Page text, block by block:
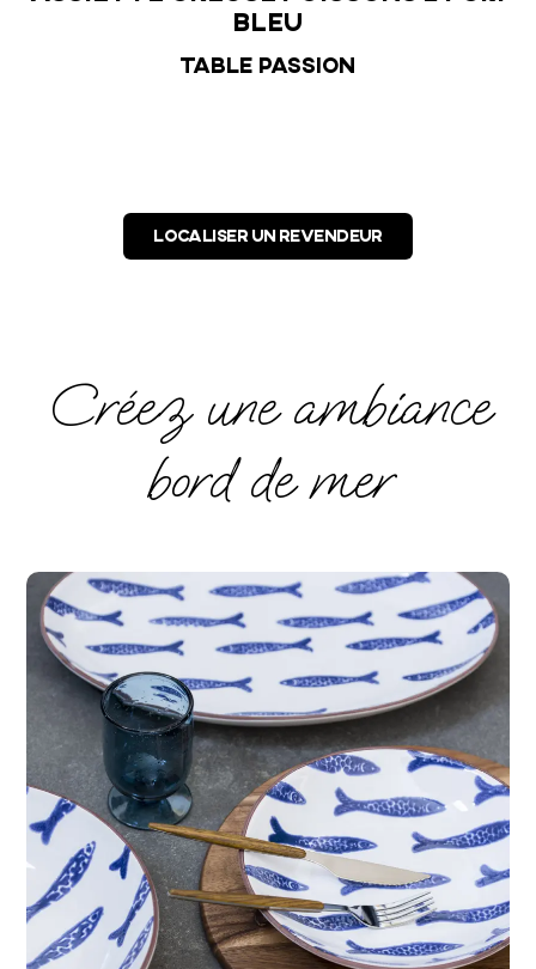
bleu
Table Passion
LOCALISER UN REVENDEUR
Créez une ambiance
bord de mer